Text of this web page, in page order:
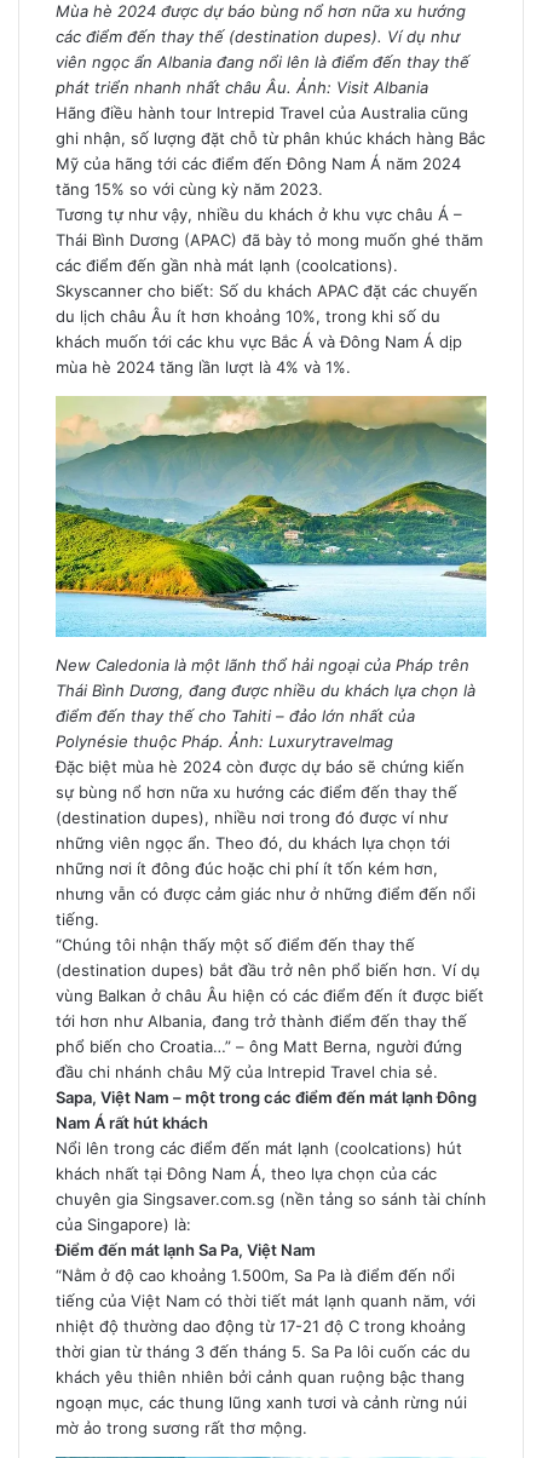
Mùa hè 2024 được dự báo bùng nổ hơn nữa xu hướng
các điểm đến thay thế (destination dupes). Ví dụ như
viên ngọc ẩn Albania đang nổi lên là điểm đến thay thế
phát triển nhanh nhất châu Âu. Ảnh: Visit Albania
Hãng điều hành tour Intrepid Travel của Australia cũng
ghi nhận, số lượng đặt chỗ từ phân khúc khách hàng Bắc
Mỹ của hãng tới các điểm đến Đông Nam Á năm 2024
tăng 15% so với cùng kỳ năm 2023.
Tương tự như vậy, nhiều du khách ở khu vực châu Á –
Thái Bình Dương (APAC) đã bày tỏ mong muốn ghé thăm
các điểm đến gần nhà mát lạnh (coolcations).
Skyscanner cho biết: Số du khách APAC đặt các chuyến
du lịch châu Âu ít hơn khoảng 10%, trong khi số du
khách muốn tới các khu vực Bắc Á và Đông Nam Á dịp
mùa hè 2024 tăng lần lượt là 4% và 1%.
New Caledonia là một lãnh thổ hải ngoại của Pháp trên
Thái Bình Dương, đang được nhiều du khách lựa chọn là
điểm đến thay thế cho Tahiti – đảo lớn nhất của
Polynésie thuộc Pháp. Ảnh: Luxurytravelmag
Đặc biệt mùa hè 2024 còn được dự báo sẽ chứng kiến
sự bùng nổ hơn nữa xu hướng các điểm đến thay thế
(destination dupes), nhiều nơi trong đó được ví như
những viên ngọc ẩn. Theo đó, du khách lựa chọn tới
những nơi ít đông đúc hoặc chi phí ít tốn kém hơn,
nhưng vẫn có được cảm giác như ở những điểm đến nổi
tiếng.
“Chúng tôi nhận thấy một số điểm đến thay thế
(destination dupes) bắt đầu trở nên phổ biến hơn. Ví dụ
vùng Balkan ở châu Âu hiện có các điểm đến ít được biết
tới hơn như Albania, đang trở thành điểm đến thay thế
phổ biến cho Croatia…” – ông Matt Berna, người đứng
đầu chi nhánh châu Mỹ của Intrepid Travel chia sẻ.
Sapa, Việt Nam – một trong các điểm đến mát lạnh Đông
Nam Á rất hút khách
Nổi lên trong các điểm đến mát lạnh (coolcations) hút
khách nhất tại Đông Nam Á, theo lựa chọn của các
chuyên gia Singsaver.com.sg (nền tảng so sánh tài chính
của Singapore) là:
Điểm đến mát lạnh Sa Pa, Việt Nam
“Nằm ở độ cao khoảng 1.500m, Sa Pa là điểm đến nổi
tiếng của Việt Nam có thời tiết mát lạnh quanh năm, với
nhiệt độ thường dao động từ 17-21 độ C trong khoảng
thời gian từ tháng 3 đến tháng 5. Sa Pa lôi cuốn các du
khách yêu thiên nhiên bởi cảnh quan ruộng bậc thang
ngoạn mục, các thung lũng xanh tươi và cảnh rừng núi
mờ ảo trong sương rất thơ mộng.